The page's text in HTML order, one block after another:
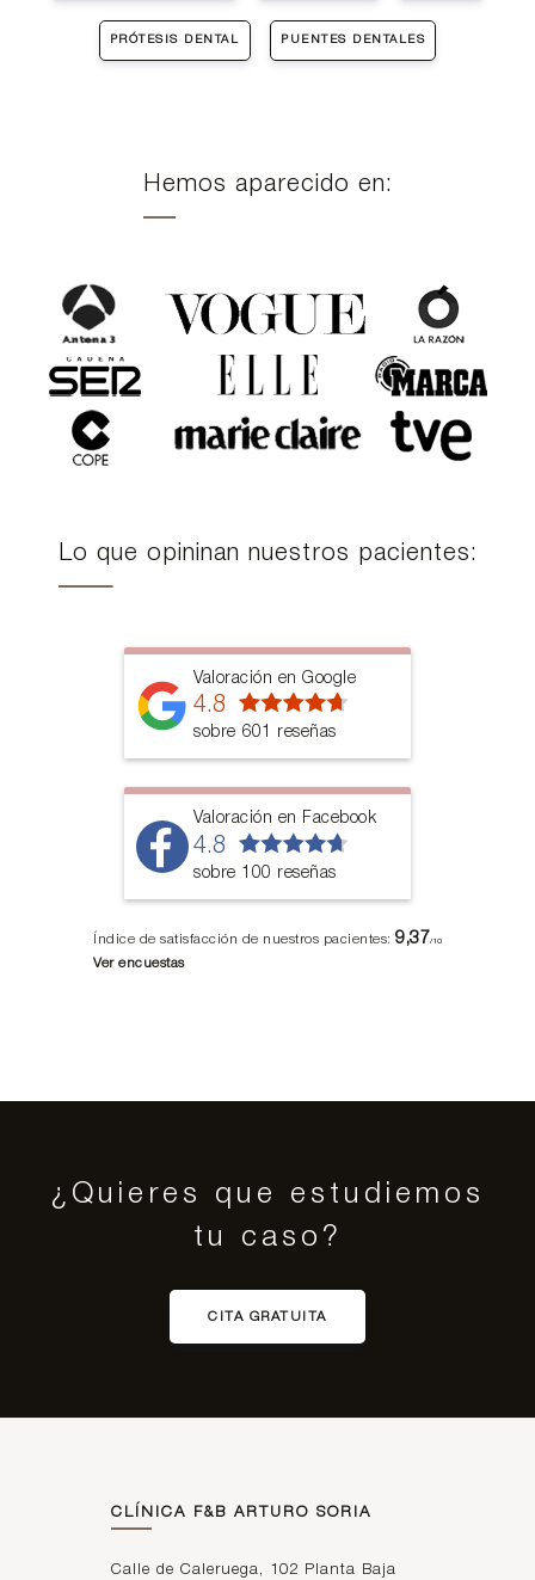
PRÓTESIS DENTAL PUENTES DENTALES
Hemos aparecido en:
Lo que opininan nuestros pacientes:
Valoración en Google
4.8
sobre 601 reseñas
Valoración en Facebook
4.8
sobre 100 reseñas
Índice de satisfacción de nuestros pacientes:9,37/10
Ver encuestas
¿Quieres que estudiemos
tu caso?
CITA GRATUITA
CLÍNICA F&B ARTURO SORIA
Calle de Caleruega, 102 Planta Baja